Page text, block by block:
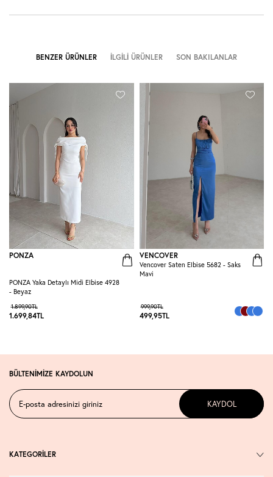
BENZER ÜRÜNLER İLGILI ÜRÜNLER SON BAKILANLAR
PONZA
PONZA Yaka Detaylı Midi Elbise 4928
- Beyaz
1.899,90TL
1.699,84TL
VENCOVER
Vencover Saten Elbise 5682 - Saks
Mavi
999,90TL
499,95TL
BÜLTENİMİZE KAYDOLUN
KAYDOL
KATEGORİLER